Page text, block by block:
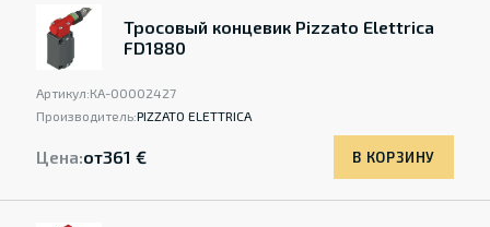
Тросовый концевик Pizzato Elettrica
FD1880
Артикул:КА-00002427
Производитель:PIZZATO ELETTRICA
Цена:от361 € В КОРЗИНУ